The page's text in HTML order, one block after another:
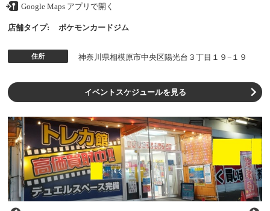
Google Maps アプリで開く
店舗タイプ: ポケモンカードジム
住所 神奈川県相模原市中央区陽光台３丁目１９−１９
イベントスケジュールを見る